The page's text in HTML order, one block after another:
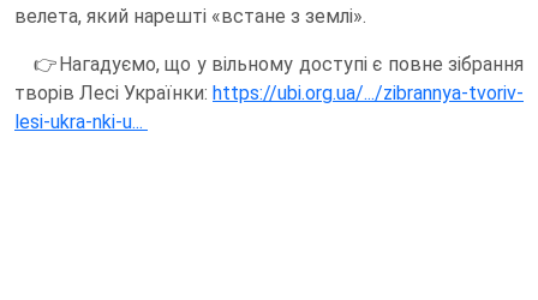
велета, який нарешті «встане з землі».
👉Нагадуємо, що у вільному доступі є повне зібрання
творів Лесі Українки: https://ubi.org.ua/.../zibrannya-tvoriv-
lesi-ukra-nki-u...